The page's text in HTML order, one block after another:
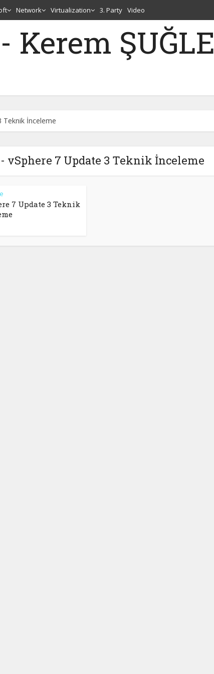
Network Virtualization 3. Party Video
Kerem ŞUĞLE
Teknik İnceleme
vSphere 7 Update 3 Teknik İnceleme
7 Update 3 Teknik